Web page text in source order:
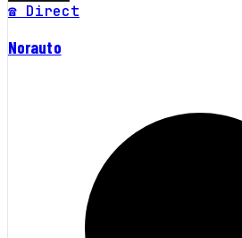
☎ Direct
Norauto